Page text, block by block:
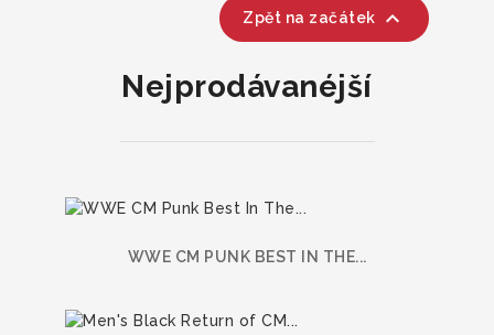
Zpět na začátek 
Nejprodávanéjší
WWE CM PUNK BEST IN THE...